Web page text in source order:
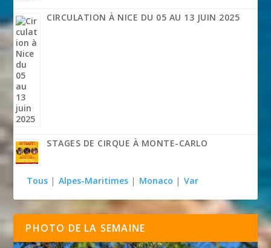
CIRCULATION À NICE DU 05 AU 13 JUIN 2025
STAGES DE CIRQUE À MONTE-CARLO
Tous | Alpes-Maritimes | Monaco | Var
PHOTO DE LA SEMAINE